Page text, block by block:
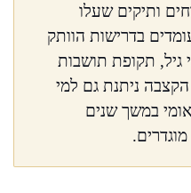
ותיקים שעלו
בדרישות הוותק
גיל, תקופת תושבות
ניתנת גם למי
במשך שנים